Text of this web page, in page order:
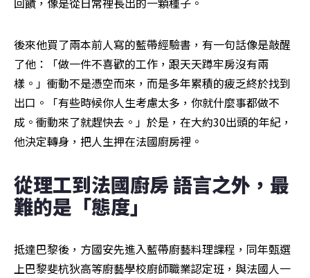
後來他買了兩本前人寫的藍帶經驗書，有一句話像是敲醒
了他：「做一件不喜歡的工作，跟天天蹲牢房沒有兩
樣。」衝動不是憑空而來，而是多年累積的疲乏終於找到
出口。「有些時候你人生考慮太多，你就什麼事都做不
成。衝動來了就趕快去。」於是，在大約30出頭的年紀，
他決定轉身，把人生押在法國廚房裡。
從理工到法國廚房 語言之外，最
難的是「態度」
抵達巴黎後，方國安先進入藍帶廚藝料理課程，同年甄選
上巴黎斐杭狄高等廚藝學校廚師職業認定班，與法國人一